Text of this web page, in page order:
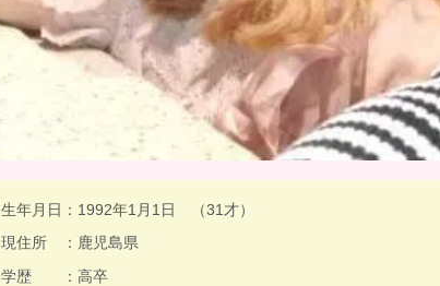
生年月日：1992年1月1日 （31才）
現住所 ：鹿児島県
学歴 ：高卒